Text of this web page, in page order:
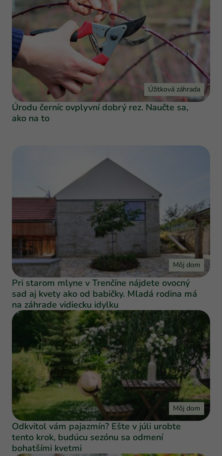
Úžitková záhrada
Úrodu černíc ovplyvní dobrý rez. Naučte sa,
ako na to
Môj dom
Pri starom mlyne v Trenčíne nájdete ovocný
sad aj kvety ako od babičky. Mladá rodina má
na záhrade vidiecku idylku
Môj dom
Odkvitol vám pajazmín? Ešte v júli urobte
tento krok, budúcu sezónu sa odmení
bohatšími kvetmi